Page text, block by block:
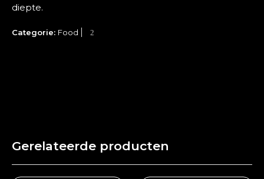
diepte.
Categorie: Food
Gerelateerde producten